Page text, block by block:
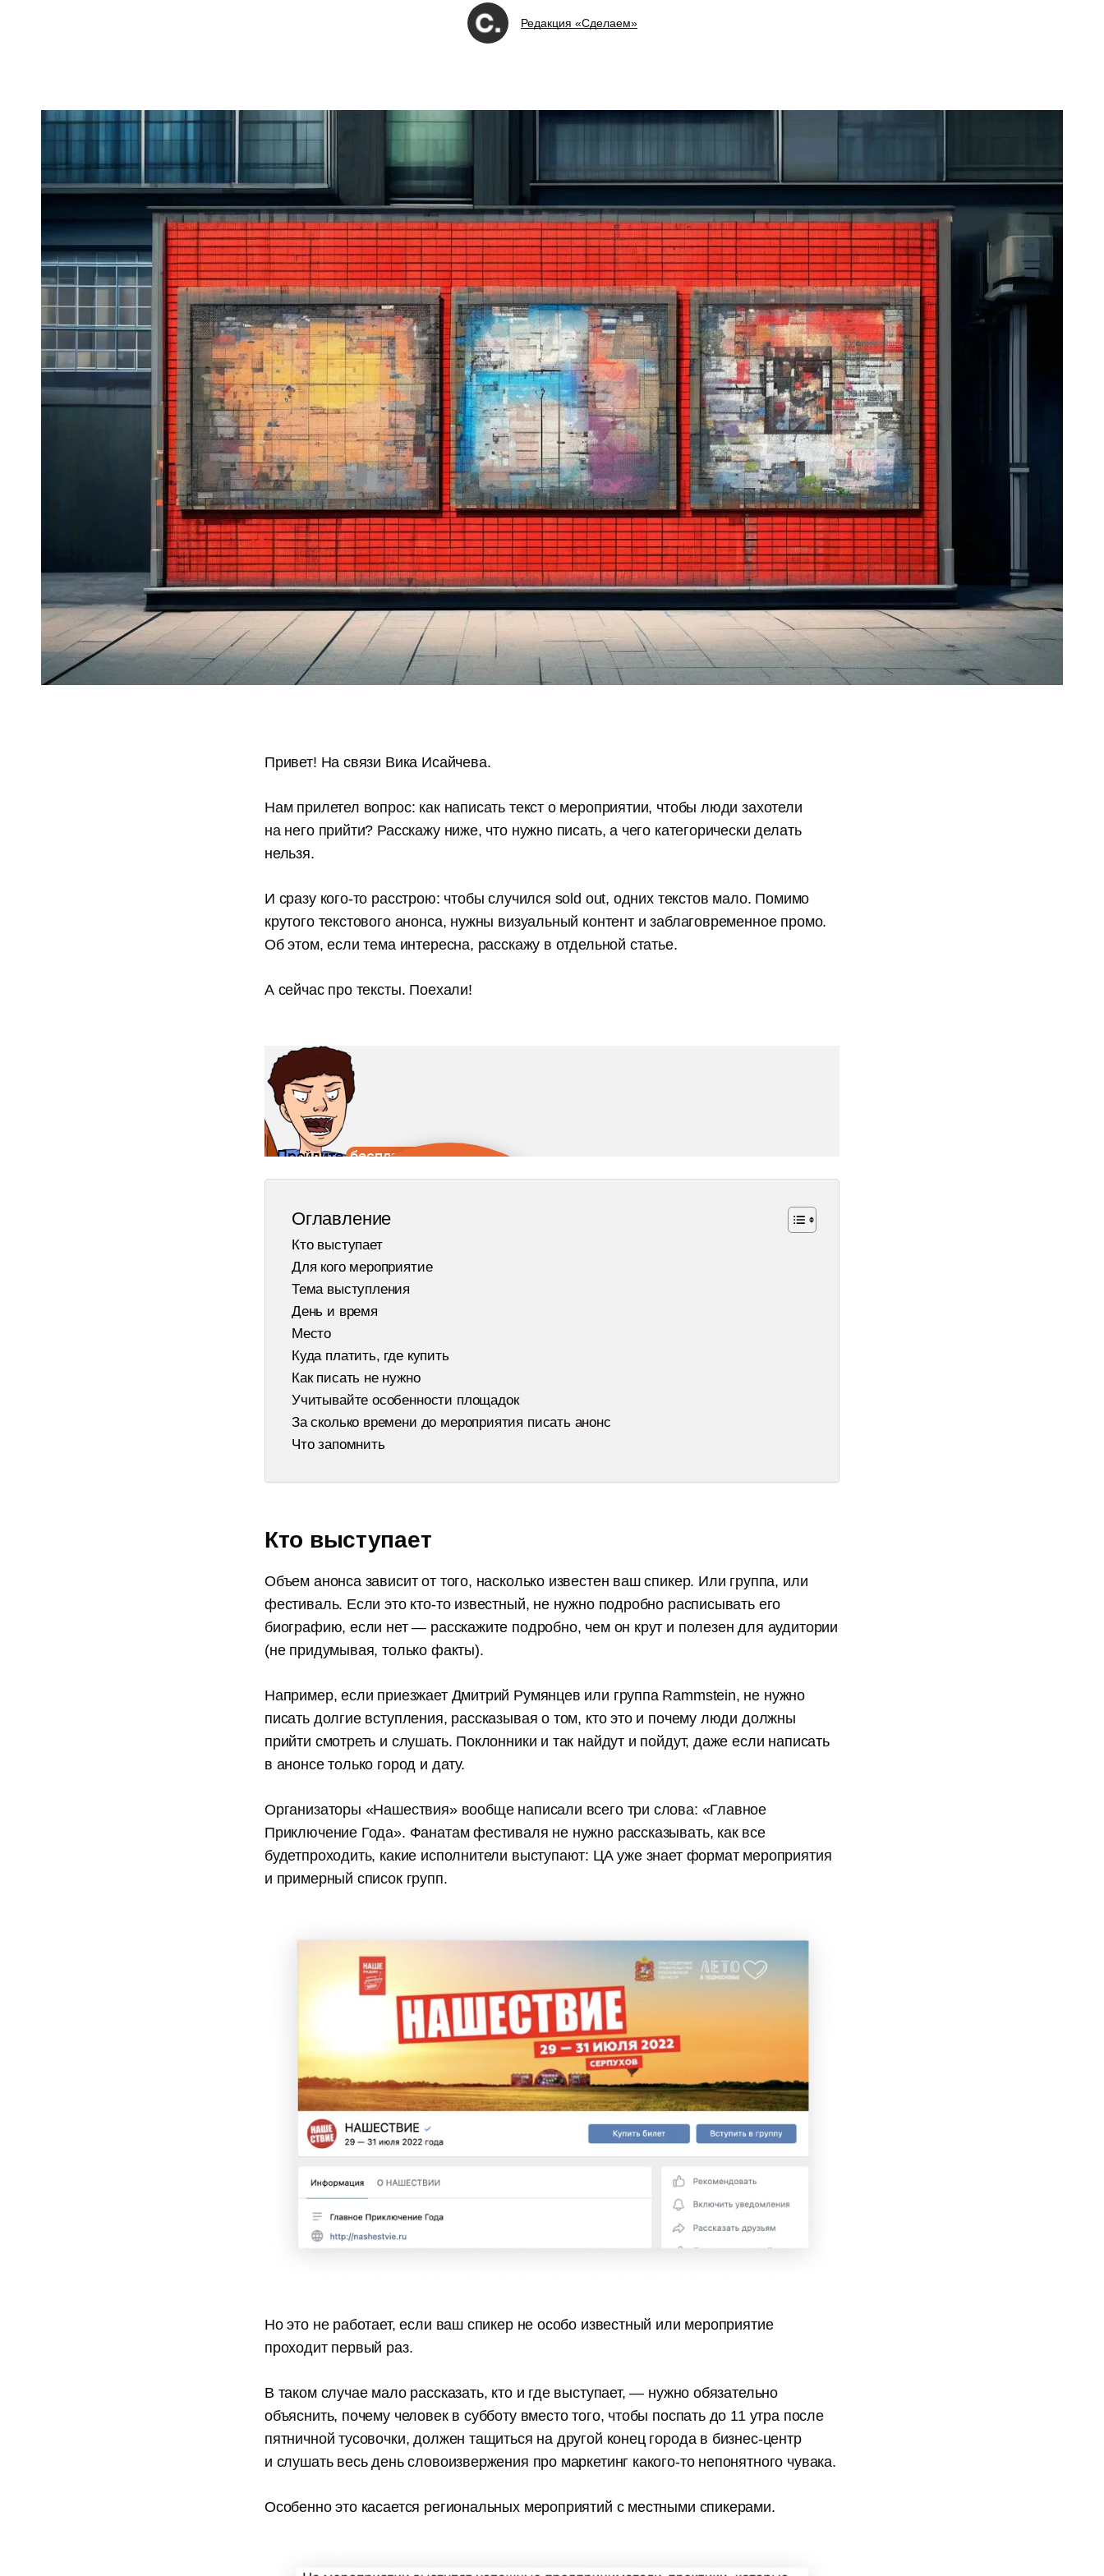
Редакция «Сделаем»
Привет! На связи Вика Исайчева.
Нам прилетел вопрос: как написать текст о мероприятии, чтобы люди захотели
на него прийти? Расскажу ниже, что нужно писать, а чего категорически делать
нельзя.
И сразу кого-то расстрою: чтобы случился sold out, одних текстов мало. Помимо
крутого текстового анонса, нужны визуальный контент и заблаговременное промо.
Об этом, если тема интересна, расскажу в отдельной статье.
А сейчас про тексты. Поехали!
Пройдите бесплатный курс
Забрать курс
Оглавление
Кто выступает
Для кого мероприятие
Тема выступления
День и время
Место
Куда платить, где купить
Как писать не нужно
Учитывайте особенности площадок
За сколько времени до мероприятия писать анонс
Что запомнить
Кто выступает
Объем анонса зависит от того, насколько известен ваш спикер. Или группа, или
фестиваль. Если это кто-то известный, не нужно подробно расписывать его
биографию, если нет — расскажите подробно, чем он крут и полезен для аудитории
(не придумывая, только факты).
Например, если приезжает Дмитрий Румянцев или группа Rammstein, не нужно
писать долгие вступления, рассказывая о том, кто это и почему люди должны
прийти смотреть и слушать. Поклонники и так найдут и пойдут, даже если написать
в анонсе только город и дату.
Организаторы «Нашествия» вообще написали всего три слова: «Главное
Приключение Года». Фанатам фестиваля не нужно рассказывать, как все
будетпроходить, какие исполнители выступают: ЦА уже знает формат мероприятия
и примерный список групп.
Но это не работает, если ваш спикер не особо известный или мероприятие
проходит первый раз.
В таком случае мало рассказать, кто и где выступает, — нужно обязательно
объяснить, почему человек в субботу вместо того, чтобы поспать до 11 утра после
пятничной тусовочки, должен тащиться на другой конец города в бизнес-центр
и слушать весь день словоизвержения про маркетинг какого-то непонятного чувака.
Особенно это касается региональных мероприятий с местными спикерами.
Канал для копирайтеров
и редакторов
Истории из практики, советы и лайфхаки,
которые мы нажили за 8 лет работы